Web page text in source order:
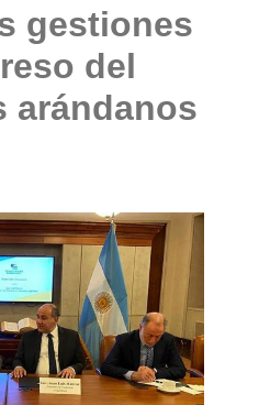
gestiones
del
arándanos